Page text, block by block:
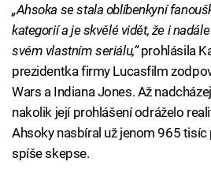
„Ahsoka se stala oblíbenkyní
kategorií a je skvělé vidět, že i
svém vlastním seriálu,“prohlásila
prezidentka firmy Lucasfilm
Wars a Indiana Jones. Až
nakolik její prohlášení odráželo
Ahsoky nasbíral už jenom 965 tisíc
spíše skepse.